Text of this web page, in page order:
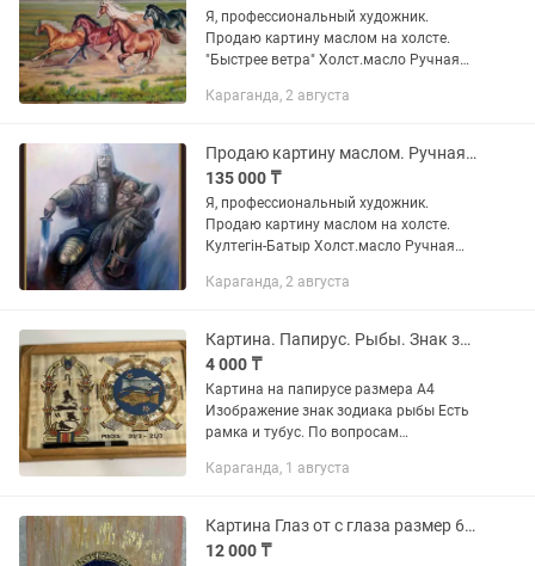
Я, профессиональный художник.
Продаю картину маслом на холсте.
"Быстрее ветра" Холст.масло Ручная
РАБОТА масляными красками на
мазками...
Караганда, 2 августа
Продаю картину маслом. Ручная работа
135 000 ₸
Я, профессиональный художник.
Продаю картину маслом на холсте.
Култегiн-Батыр Холст.масло Ручная
РАБОТА масляными красками на
мазками...
Караганда, 2 августа
Картина. Папирус. Рыбы. Знак зодиака. Египет
4 000 ₸
Картина на папирусе размера А4
Изображение знак зодиака рыбы Есть
рамка и тубус. По вопросам
на остановке 45 квартал.
Караганда, 1 августа
Картина Глаз от с глаза размер 60х60 Техника выполнения маслянной краской
12 000 ₸